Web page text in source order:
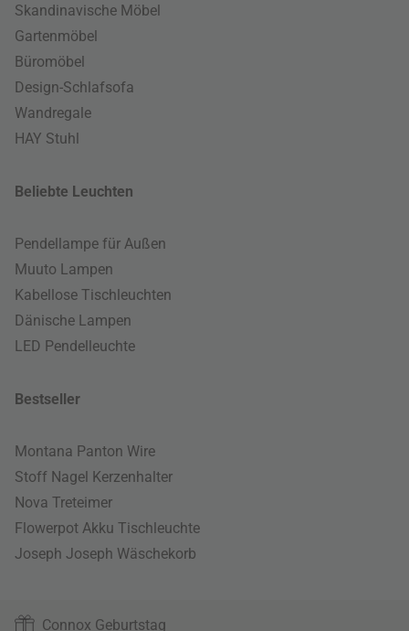
Skandinavische Möbel
Gartenmöbel
Büromöbel
Design-Schlafsofa
Wandregale
HAY Stuhl
Beliebte Leuchten
Pendellampe für Außen
Muuto Lampen
Kabellose Tischleuchten
Dänische Lampen
LED Pendelleuchte
Bestseller
Montana Panton Wire
Stoff Nagel Kerzenhalter
Nova Treteimer
Flowerpot Akku Tischleuchte
Joseph Joseph Wäschekorb
Connox Geburtstag